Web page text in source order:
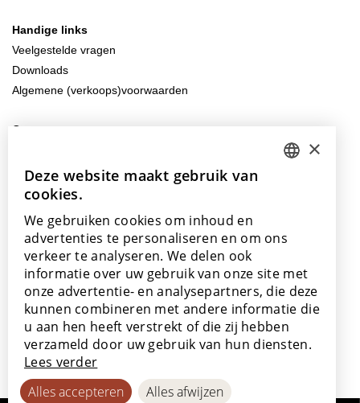
Handige links
Veelgestelde vragen
Downloads
Algemene (verkoops)voorwaarden
Contacteer ons
+32 56 77 45 15
Onze showroom
Onze verkooppunten
Met de steun van
GERMAN
SPANISH
×
Deze website maakt gebruik van
cookies.
We gebruiken cookies om inhoud en
advertenties te personaliseren en om ons
verkeer te analyseren. We delen ook
informatie over uw gebruik van onze site met
onze advertentie- en analysepartners, die deze
kunnen combineren met andere informatie die
u aan hen heeft verstrekt of die zij hebben
verzameld door uw gebruik van hun diensten.
Lees verder
Alles accepteren
Alles afwijzen